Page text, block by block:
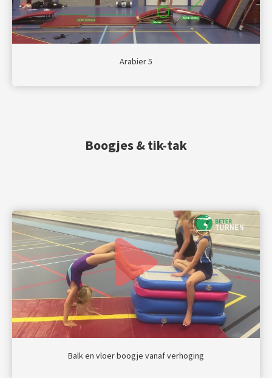
Arabier 5
Boogjes & tik-tak
Balk en vloer boogje vanaf verhoging